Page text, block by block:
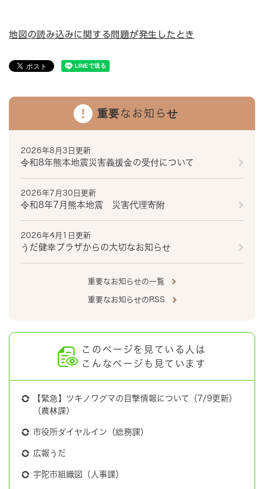
地図の読み込みに関する問題が発生したとき
重要なお知らせ
2026年8月3日更新
令和8年熊本地震災害義援金の受付について
2026年7月30日更新
令和8年7月熊本地震 災害代理寄附
2026年4月1日更新
うだ健幸プラザからの大切なお知らせ
重要なお知らせの一覧
重要なお知らせのRSS
このページを見ている人は
こんなページも見ています
【緊急】ツキノワグマの目撃情報について（7/9更新）
（農林課）
市役所ダイヤルイン（総務課）
広報うだ
宇陀市組織図（人事課）